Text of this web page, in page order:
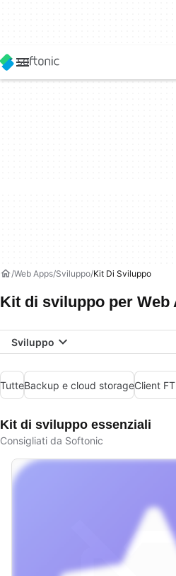
Web Apps Sviluppo Kit Di Sviluppo
Kit di sviluppo per Web
Sviluppo
TutteBackup e cloud storageClient
Kit di sviluppo essenziali
Consigliati da Softonic